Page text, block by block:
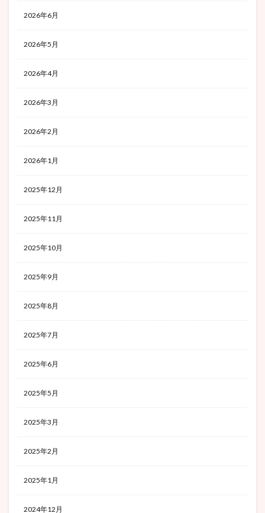
2026年6月
2026年5月
2026年4月
2026年3月
2026年2月
2026年1月
2025年12月
2025年11月
2025年10月
2025年9月
2025年8月
2025年7月
2025年6月
2025年5月
2025年3月
2025年2月
2025年1月
2024年12月